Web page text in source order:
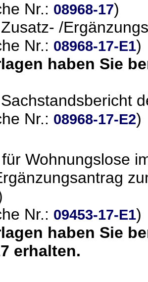
Nr.: 08968-17)
Zusatz- /
Nr.: 08968-17-E1)
haben Sie
Sachstandsbericht
Nr.: 08968-17-E2)
Wohnungslose
Nr.: 09453-17-E1)
haben Sie
erhalten.